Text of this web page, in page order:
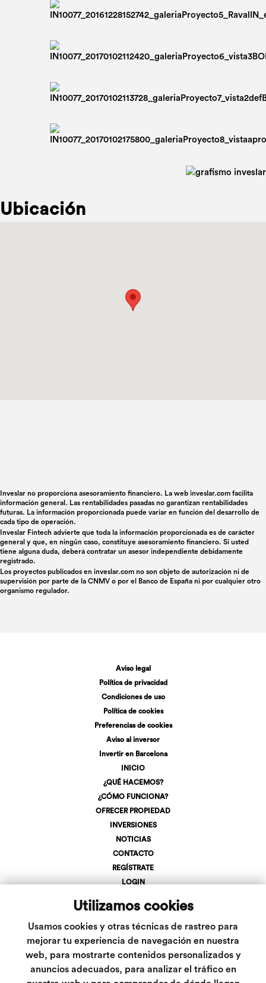
Utilizamos cookies
Usamos cookies y otras técnicas de rastreo para
mejorar tu experiencia de navegación en nuestra
web, para mostrarte contenidos personalizados y
anuncios adecuados, para analizar el tráfico en
Ubicación
Inveslar no proporciona asesoramiento financiero. La web inveslar.com facilita
información general. Las rentabilidades pasadas no garantizan rentabilidades
futuras. La información proporcionada puede variar en función del desarrollo de
cada tipo de operación.
Inveslar Fintech advierte que toda la información proporcionada es de carácter
general y que, en ningún caso, constituye asesoramiento financiero. Si usted
tiene alguna duda, deberá contratar un asesor independiente debidamente
registrado.
Los proyectos publicados en inveslar.com no son objeto de autorización ni de
supervisión por parte de la CNMV o por el Banco de España ni por cualquier otro
organismo regulador.
Aviso legal
Política de privacidad
Condiciones de uso
Política de cookies
Preferencias de cookies
Aviso al inversor
Invertir en Barcelona
INICIO
¿QUÉ HACEMOS?
¿CÓMO FUNCIONA?
OFRECER PROPIEDAD
INVERSIONES
NOTICIAS
CONTACTO
REGÍSTRATE
LOGIN
info@inveslar.com
Follow us